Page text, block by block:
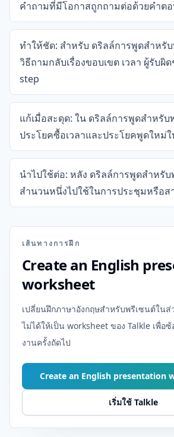
คำถามที่มีโอกาสถูกถามต่อด้วยคำต
ทำให้ชัด: สำหรับ ดริลล์การพูดสำหรับ
วิธีถามกลับเรื่องขอบเขต เวลา ผู้รับผิ
step
แก้เมื่อสะดุด: ใน ดริลล์การพูดสำหรับ
ประโยคซื้อเวลาและประโยคพูดใหม่ใ
นำไปใช้ต่อ: หลัง ดริลล์การพูดสำหรับ
สำนวนหนึ่งไปใช้ในการประชุมหรือส
เส้นทางการฝึก
Create an English
worksheet
เปลี่ยนฝึกภาษาอังกฤษสำหรับพรีเซนต์ใน
ไม่ได้ให้เป็น worksheet ของ Talkle เพื่อ
งานครั้งถัดไป
Create an English presentation
เริ่มใช้ Talkle